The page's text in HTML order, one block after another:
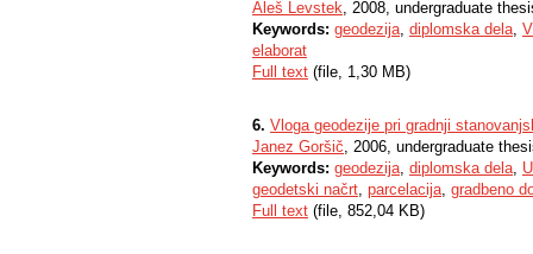
Aleš Levstek, 2008, undergraduate
Keywords: geodezija, diplomska dela,
elaborat
Full text (file, 1,30 MB)
6. Vloga geodezije pri gradnji
Janez Goršič, 2006, undergraduate
Keywords: geodezija, diplomska dela,
geodetski načrt, parcelacija, gradbeno
Full text (file, 852,04 KB)